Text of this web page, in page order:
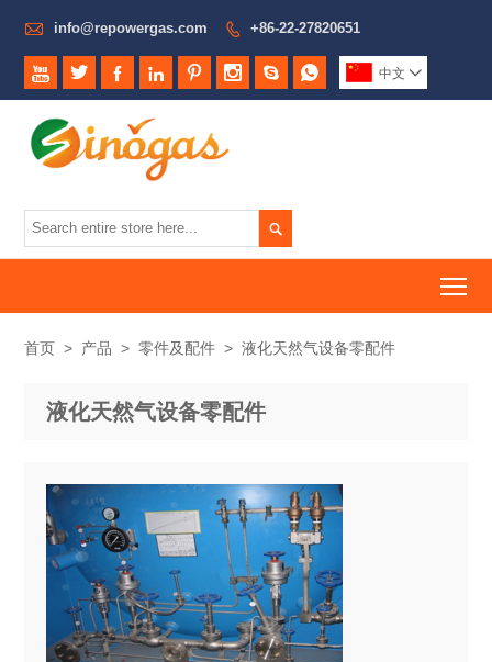
 info@repowergas.com  +86-22-27820651
        中文 

首页 > 产品 > 零件及配件 > 液化天然气设备零配件
液化天然气设备零配件